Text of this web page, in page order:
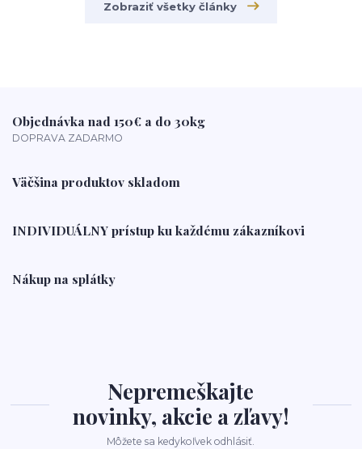
Zobraziť všetky články
Objednávka nad 150€ a do 30kg
DOPRAVA ZADARMO
Väčšina produktov skladom
INDIVIDUÁLNY prístup ku každému zákazníkovi
Nákup na splátky
Nepremeškajte
novinky, akcie a zľavy!
Môžete sa kedykoľvek odhlásiť.